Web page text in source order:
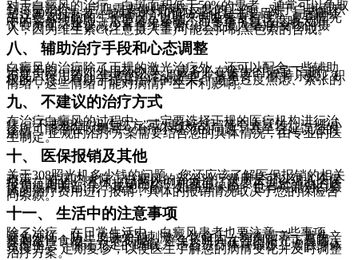
对于白癜风的治疗，白斑面积低于50%的患者，通常可以争取
到尽量治疗。 后期需要做好预防反复的工作。 对于白斑面积
超过80%的患者，控制病情和预防恶化是主要目标。 后期会
关注色素细胞的生长情况，以此来判断恢复程度。 夏季阳光
中的紫外线较强，需要避免暴晒，而冬季可以适度晒太阳。
饮食方面，建议减少富含维生素C(注意摄入量)的食物的摄
入，因为维生素C(注意摄入量)可能会抑制黑色素的合成。
八、 辅助治疗手段和心态调整
白癜风的治疗除了正规的激光治疗外，还可以配合一些辅助
治疗手段，例如外用药物等。 请务必在医生的指导下进行，
不要自行用药。 患者的心态调整也非常重要。 保持乐观、积
极的心态，有助于提高治疗的效果。 避免过度焦虑、紧张的
情绪，这些情绪可能对病情产生不利影响。
九、 不建议的治疗方式
在治疗白癜风的过程中，一定要选择正规的医疗机构进行治
疗。 不要相信“祖传秘方”或“更快治疗”等夸大宣传。 一些小
诊所可能存在收费高、治疗不规范的问题，甚至会延误您的
病情。 正规的治疗方案需要结合您的具体情况，由专业的医
生制定。
十、 医保报销及其他
关于308照光机多少钱的问题，您还应该了解医保报销的相关
政策。 在国内大陆，白癜风的部分治疗费用是可以纳入医保
报销范围的。 具体报销的比例和项目，需要咨询您当地的医
保局或相关部门。 其他保险，如商业保险，也有可能对白癜
风的治疗费用进行报销，具体的报销情况取决于您的保险合
同条款。
十一、 生活中的注意事项
除了治疗，在日常生活中，白癜风患者也要注意一些事项。
避免外伤，防止皮肤受到刺激。 饮食上，均衡营养，避免辛
辣刺激性食物。 注意防晒，避免长时间在强烈阳光下暴晒。
合理作息，保证充足的睡眠。 适当进行体育锻炼，增强身体
免疫力。 定期复诊，以便医生了解您的病情变化并及时调整
治疗方案。